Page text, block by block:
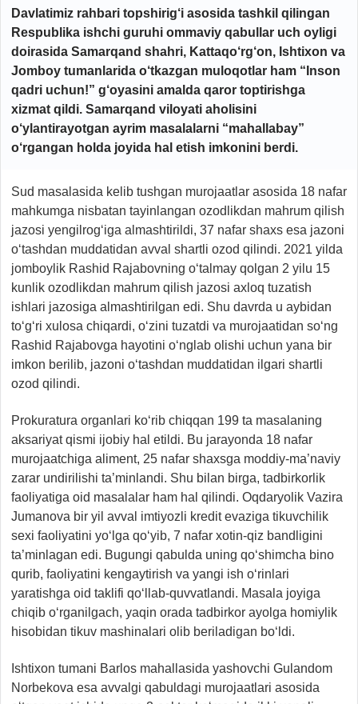
Davlatimiz rahbari topshirig‘i asosida tashkil qilingan
Respublika ishchi guruhi ommaviy qabullar uch oyligi
doirasida Samarqand shahri, Kattaqo‘rg‘on, Ishtixon va
Jomboy tumanlarida o‘tkazgan muloqotlar ham “Inson
qadri uchun!” g‘oyasini amalda qaror toptirishga
xizmat qildi. Samarqand viloyati aholisini
o‘ylantirayotgan ayrim masalalarni “mahallabay”
o‘rgangan holda joyida hal etish imkonini berdi.
Sud masalasida kelib tushgan murojaatlar asosida 18 nafar
mahkumga nisbatan tayinlangan ozodlikdan mahrum qilish
jazosi yengilrog‘iga almashtirildi, 37 nafar shaxs esa jazoni
o‘tashdan muddatidan avval shartli ozod qilindi. 2021 yilda
jomboylik Rashid Rajabovning o‘talmay qolgan 2 yilu 15
kunlik ozodlikdan mahrum qilish jazosi axloq tuzatish
ishlari jazosiga almashtirilgan edi. Shu davrda u aybidan
to‘g‘ri xulosa chiqardi, o‘zini tuzatdi va murojaatidan so‘ng
Rashid Rajabovga hayotini o‘nglab olishi uchun yana bir
imkon berilib, jazoni o‘tashdan muddatidan ilgari shartli
ozod qilindi.
Prokuratura organlari ko‘rib chiqqan 199 ta masalaning
aksariyat qismi ijobiy hal etildi. Bu jarayonda 18 nafar
murojaatchiga aliment, 25 nafar shaxsga moddiy-ma’naviy
zarar undirilishi ta’minlandi. Shu bilan birga, tadbirkorlik
faoliyatiga oid masalalar ham hal qilindi. Oqdaryolik Vazira
Jumanova bir yil avval imtiyozli kredit evaziga tikuvchilik
sexi faoliyatini yo‘lga qo‘yib, 7 nafar xotin-qiz bandligini
ta’minlagan edi. Bugungi qabulda uning qo‘shimcha bino
qurib, faoliyatini kengaytirish va yangi ish o‘rinlari
yaratishga oid taklifi qo‘llab-quvvatlandi. Masala joyiga
chiqib o‘rganilgach, yaqin orada tadbirkor ayolga homiylik
hisobidan tikuv mashinalari olib beriladigan bo‘ldi.
Ishtixon tumani Barlos mahallasida yashovchi Gulandom
Norbekova esa avvalgi qabuldagi murojaatlari asosida